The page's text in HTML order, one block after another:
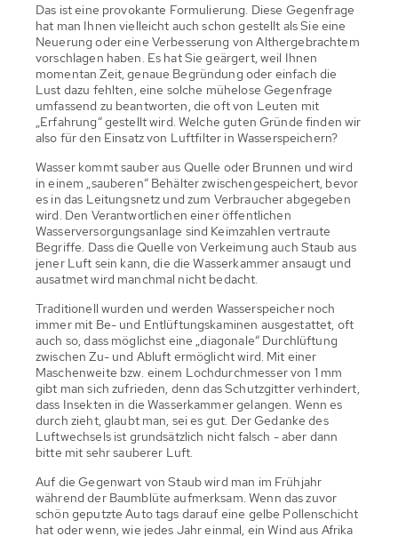
Das ist eine provokante Formulierung. Diese Gegenfrage
hat man Ihnen vielleicht auch schon gestellt als Sie eine
Neuerung oder eine Verbesserung von Althergebrachtem
vorschlagen haben. Es hat Sie geärgert, weil Ihnen
momentan Zeit, genaue Begründung oder einfach die
Lust dazu fehlten, eine solche mühelose Gegenfrage
umfassend zu beantworten, die oft von Leuten mit
„Erfahrung“ gestellt wird. Welche guten Gründe finden wir
also für den Einsatz von Luftfilter in Wasserspeichern?
Wasser kommt sauber aus Quelle oder Brunnen und wird
in einem „sauberen“ Behälter zwischengespeichert, bevor
es in das Leitungsnetz und zum Verbraucher abgegeben
wird. Den Verantwortlichen einer öffentlichen
Wasserversorgungsanlage sind Keimzahlen vertraute
Begriffe. Dass die Quelle von Verkeimung auch Staub aus
jener Luft sein kann, die die Wasserkammer ansaugt und
ausatmet wird manchmal nicht bedacht.
Traditionell wurden und werden Wasserspeicher noch
immer mit Be- und Entlüftungskaminen ausgestattet, oft
auch so, dass möglichst eine „diagonale“ Durchlüftung
zwischen Zu- und Abluft ermöglicht wird. Mit einer
Maschenweite bzw. einem Lochdurchmesser von 1 mm
gibt man sich zufrieden, denn das Schutzgitter verhindert,
dass Insekten in die Wasserkammer gelangen. Wenn es
durch zieht, glaubt man, sei es gut. Der Gedanke des
Luftwechsels ist grundsätzlich nicht falsch - aber dann
bitte mit sehr sauberer Luft.
Auf die Gegenwart von Staub wird man im Frühjahr
während der Baumblüte aufmerksam. Wenn das zuvor
schön geputzte Auto tags darauf eine gelbe Pollenschicht
hat oder wenn, wie jedes Jahr einmal, ein Wind aus Afrika